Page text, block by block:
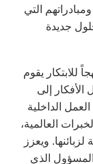
التي
جديدة
للابتكار يقوم
إلى
الداخلية
العالمية،
ويعزز
الذي